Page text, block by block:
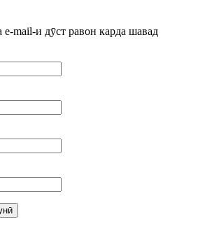
mail-и дӯст равон карда шавад